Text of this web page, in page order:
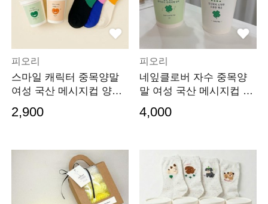
피오리
스마일 캐릭터 중목양말
여성 국산 메시지컵 양말
2,900
피오리
네잎클로버 자수 중목양
말 여성 국산 메시지컵 양
4,000